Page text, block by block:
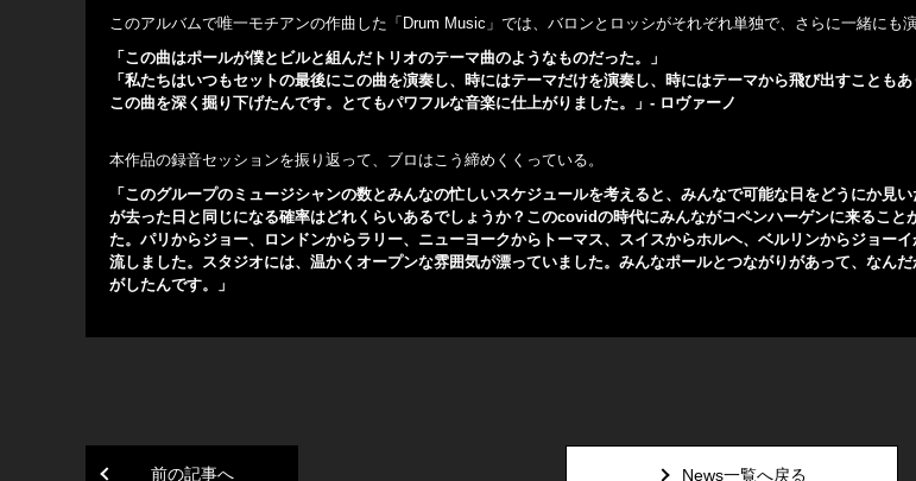
このアルバムで唯一モチアンの作曲した「Drum Music」では、バロンとロッシがそれぞれ単独で、さらに一緒にも演
「この曲はポールが僕とビルと組んだトリオのテーマ曲のようなものだった。」
「私たちはいつもセットの最後にこの曲を演奏し、時にはテーマだけを演奏し、時にはテーマから飛び出すこともあ
この曲を深く掘り下げたんです。とてもパワフルな音楽に仕上がりました。」- ロヴァーノ
本作品の録音セッションを振り返って、ブロはこう締めくくっている。
「このグループのミュージシャンの数とみんなの忙しいスケジュールを考えると、みんなで可能な日をどうにか見
が去った日と同じになる確率はどれくらいあるでしょうか？このcovidの時代にみんながコペンハーゲンに来ること
た。パリからジョー、ロンドンからラリー、ニューヨークからトーマス、スイスからホルヘ、ベルリンからジョー
流しました。スタジオには、温かくオープンな雰囲気が漂っていました。みんなポールとつながりがあって、なん
がしたんです。」
前の記事へ News一覧へ戻る